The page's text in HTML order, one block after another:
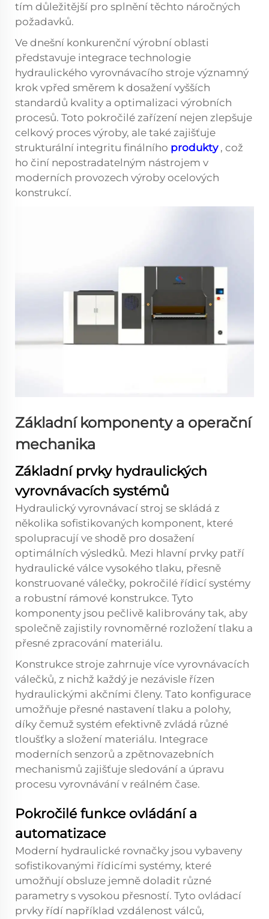
tím důležitější pro splnění těchto náročných
požadavků.
Ve dnešní konkurenční výrobní oblasti
představuje integrace technologie
hydraulického vyrovnávacího stroje významný
krok vpřed směrem k dosažení vyšších
standardů kvality a optimalizaci výrobních
procesů. Toto pokročilé zařízení nejen zlepšuje
celkový proces výroby, ale také zajišťuje
strukturální integritu finálního produkty , což
ho činí nepostradatelným nástrojem v
moderních provozech výroby ocelových
konstrukcí.
Základní komponenty a operační
mechanika
Základní prvky hydraulických
vyrovnávacích systémů
Hydraulický vyrovnávací stroj se skládá z
několika sofistikovaných komponent, které
spolupracují ve shodě pro dosažení
optimálních výsledků. Mezi hlavní prvky patří
hydraulické válce vysokého tlaku, přesně
konstruované válečky, pokročilé řídicí systémy
a robustní rámové konstrukce. Tyto
komponenty jsou pečlivě kalibrovány tak, aby
společně zajistily rovnoměrné rozložení tlaku a
přesné zpracování materiálu.
Konstrukce stroje zahrnuje více vyrovnávacích
válečků, z nichž každý je nezávisle řízen
hydraulickými akčními členy. Tato konfigurace
umožňuje přesné nastavení tlaku a polohy,
díky čemuž systém efektivně zvládá různé
tloušťky a složení materiálu. Integrace
moderních senzorů a zpětnovazebních
mechanismů zajišťuje sledování a úpravu
procesu vyrovnávání v reálném čase.
Pokročilé funkce ovládání a
automatizace
Moderní hydraulické rovnačky jsou vybaveny
sofistikovanými řídicími systémy, které
umožňují obsluze jemně doladit různé
parametry s vysokou přesností. Tyto ovládací
prvky řídí například vzdálenost válců,